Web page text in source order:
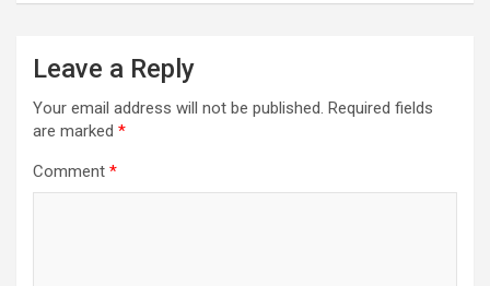
Leave a Reply
Your email address will not be published. Required fields
are marked *
Comment *